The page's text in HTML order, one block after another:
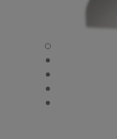
レ ベージュ ヘル
レ ベージュ ヘル
レ ベージュ ヘル
レ ベージュ ヘル
レ ベージュ ヘル